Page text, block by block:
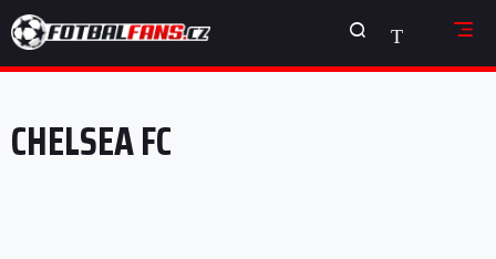
na
obsah
NÁKUPNÍ
KOŠÍK
CHELSEA FC
V
p
i